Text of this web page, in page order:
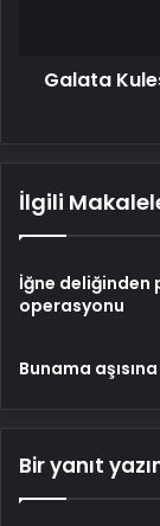
Galata
İlgili
İğne
operasyonu
Bunama
Bir yanıt